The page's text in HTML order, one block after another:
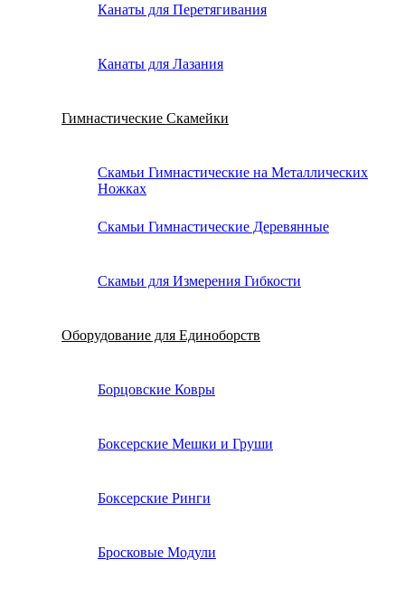
Канаты для Перетягивания
Канаты для Лазания
Гимнастические Скамейки
Скамьи Гимнастические на Металлических
Ножках
Скамьи Гимнастические Деревянные
Скамьи для Измерения Гибкости
Оборудование для Единоборств
Борцовские Ковры
Боксерские Мешки и Груши
Боксерские Ринги
Бросковые Модули